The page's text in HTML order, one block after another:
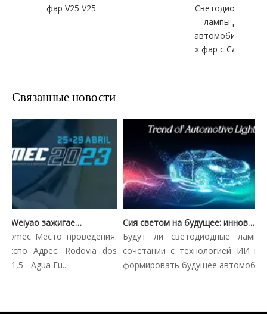
фар V25 V25
Светодиодные
лампы для
автомобильны
х фар с Canbus
Связанные новости
Automec 2023: Weiyao зажигает Сан -Паулу Экспо
Место проведения:
Адрес: Rodovia dos
- Agua Fu...
Сия светом на будущее: инновационные тенденции в автомобильном освещении
Будут ли светодиодные лампочки
сочетании с технологией ИИ в
формировать будущее автомобильн...